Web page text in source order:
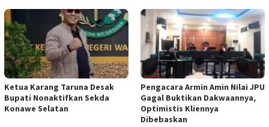
Ketua ‎Karang Taruna Desak
Bupati Nonaktifkan Sekda
Konawe Selatan
‎Pengacara Armin Amin Nilai JPU
Gagal Buktikan Dakwaannya,
Optimistis Kliennya
Dibebaskan